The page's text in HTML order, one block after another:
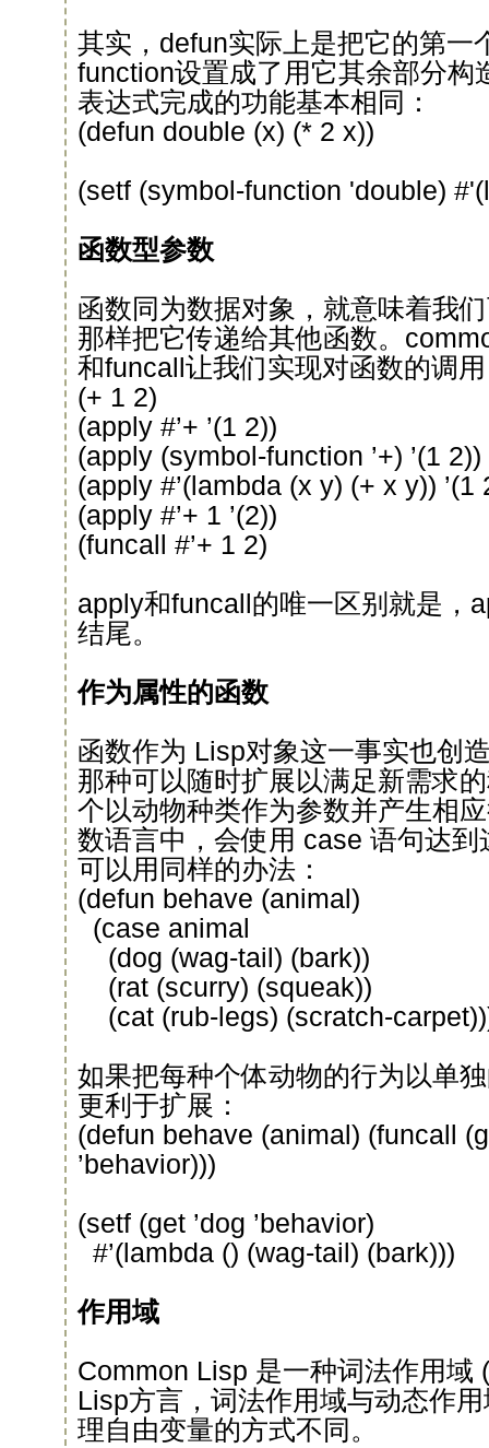
其实，defun实际上是把它的第一
function设置成了用它其余部分构
表达式完成的功能基本相同：
(defun double (x) (* 2 x))
(setf (symbol-function 'double)
函数型参数
函数同为数据对象，就意味着我
那样把它传递给其他函数。
和funcall让我们实现对函数的调
(+ 1 2)
(apply #’+ ’(1 2))
(apply (symbol-function ’+) ’(1 2))
(apply #’(lambda (x y) (+ x y)) ’(1
(apply #’+ 1 ’(2))
(funcall #’+ 1 2)
apply和funcall的唯一区别就是，
结尾。
作为属性的函数
函数作为 Lisp对象这一事实也创
那种可以随时扩展以满足新需求
个以动物种类作为参数并产生相
数语言中，会使用 case 语句达
可以用同样的办法：
(defun behave (animal)
(case animal
(dog (wag-tail) (bark))
(rat (scurry) (squeak))
(cat (rub-legs) (scratch-
如果把每种个体动物的行为以单
更利于扩展：
(defun behave (animal) (funcall
’behavior)))
(setf (get ’dog ’behavior)
#’(lambda () (wag-tail) (bark)))
作用域
Common Lisp 是一种词法作用域
Lisp方言，词法作用域与动态作
理自由变量的方式不同。